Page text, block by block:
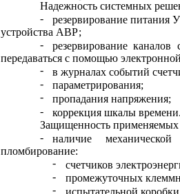
Надежность системных
-
резервирование
устройства АВР;
-
резервирование каналов
передаваться с помощью
-
в журналах событий
-
параметрирования;
-
пропадания напряжения;
-
коррекция шкалы
Защищенность применяемых
-
наличие
механической
пломбирование:
-
счетчиков
-
промежуточных
-
испытательной